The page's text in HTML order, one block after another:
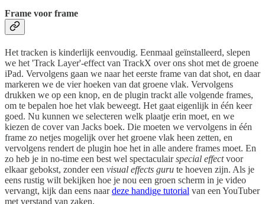
Frame voor frame
Het tracken is kinderlijk eenvoudig. Eenmaal geïnstalleerd, slepen
we het 'Track Layer'-effect van TrackX over ons shot met de groene
iPad. Vervolgens gaan we naar het eerste frame van dat shot, en daar
markeren we de vier hoeken van dat groene vlak. Vervolgens
drukken we op een knop, en de plugin trackt alle volgende frames,
om te bepalen hoe het vlak beweegt. Het gaat eigenlijk in één keer
goed. Nu kunnen we selecteren welk plaatje erin moet, en we
kiezen de cover van Jacks boek. Die moeten we vervolgens in één
frame zo netjes mogelijk over het groene vlak heen zetten, en
vervolgens rendert de plugin hoe het in alle andere frames moet. En
zo heb je in no-time een best wel spectaculairspecial effectvoor
elkaar gebokst, zonder een visual effects guru te hoeven zijn. Als je
eens rustig wilt bekijken hoe je nou een groen scherm in je video
vervangt, kijk dan eens naardeze handige tutorial van een YouTuber
met verstand van zaken.